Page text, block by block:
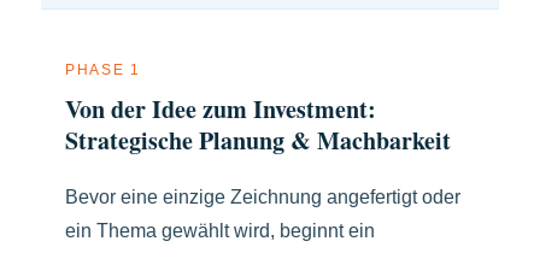
PHASE 1
Von der Idee zum Investment:
Strategische Planung & Machbarkeit
Bevor eine einzige Zeichnung angefertigt oder
ein Thema gewählt wird, beginnt ein